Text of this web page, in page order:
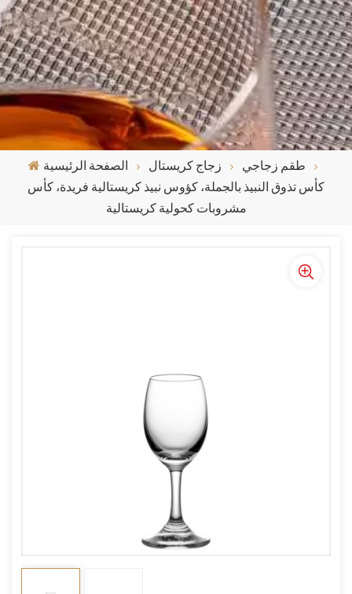
الصفحة الرئيسية زجاج كريستال
طقم زجاجي
كأس تذوق النبيذ بالجملة، كؤوس نبيذ كريستالية فريدة، كأس
مشروبات كحولية كريستالية